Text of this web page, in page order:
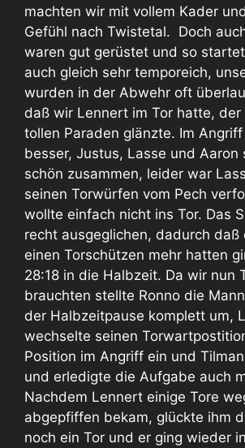
machten wir mit vollem Kader
Gefühl nach Twistetal. Doch
waren gut gerüstet und so
auch gleich sehr temporeich,
wurden in der Abwehr oft
daß wir Lennert im Tor hatte, der
tollen Paraden glänzte. Im
besser, Justus, Lasse und Aaron
schön zusammen, leider war
seinen Torwürfen vom Pech
wollte einfach nicht ins Tor. Das
recht ausgeglichen, dadurch daß
einen Torschützen mehr hatten
28:18 in die Halbzeit. Da wir nun
brauchten stellte Ronno die
der Halbzeitpause komplett um,
wechselte seinen
Position im Angriff ein und
und erledigte die Aufgabe auch
Nachdem Lennert einige Tore
abgepfiffen bekam, glückte ihm
noch ein Tor und er ging wieder